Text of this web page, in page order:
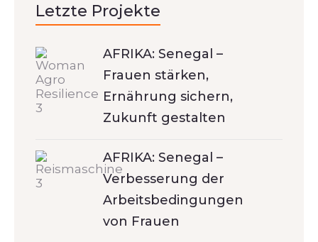
Letzte Projekte
AFRIKA: Senegal –
Frauen stärken,
Ernährung sichern,
Zukunft gestalten
AFRIKA: Senegal –
Verbesserung der
Arbeitsbedingungen
von Frauen